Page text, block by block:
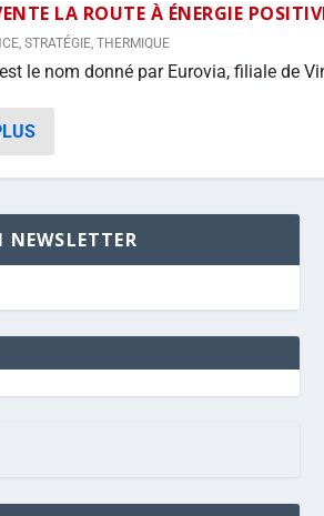
LA ROUTE À ÉNERGIE
,STRATÉGIE,THERMIQUE
le nom donné par Eurovia, filiale de